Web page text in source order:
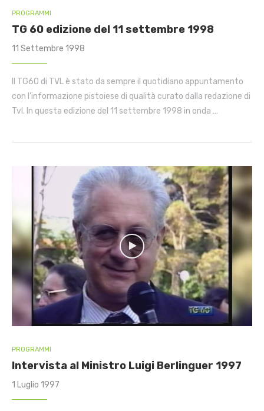
PROGRAMMI
TG 60 edizione del 11 settembre 1998
11 Settembre 1998
Il TG60 di TVL è stato da sempre il quotidiano appuntamento
con l’informazione pistoiese di qualità curato dalla redazione di
Tvl. In questa edizione del 11 settembre 1998 in onda …
PROGRAMMI
Intervista al Ministro Luigi Berlinguer 1997
1 Luglio 1997